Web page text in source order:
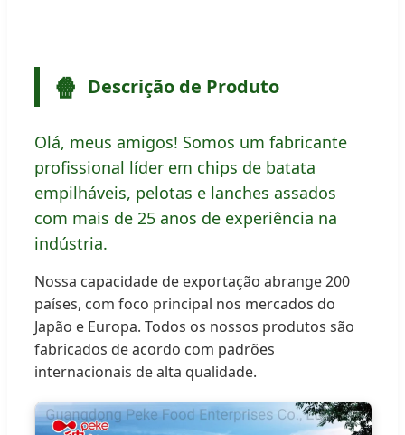
🍿 Descrição de Produto
Olá, meus amigos! Somos um fabricante
profissional líder em chips de batata
empilháveis, pelotas e lanches assados
com mais de 25 anos de experiência na
indústria.
Nossa capacidade de exportação abrange 200
países, com foco principal nos mercados do
Japão e Europa. Todos os nossos produtos são
fabricados de acordo com padrões
internacionais de alta qualidade.